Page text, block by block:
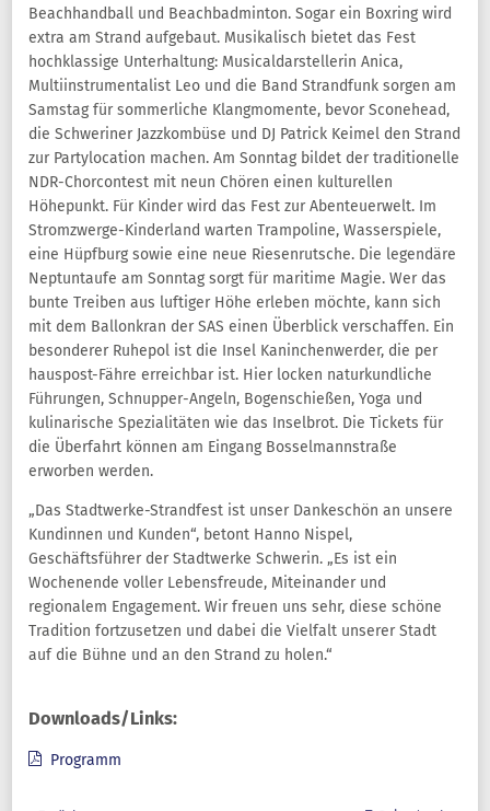
Beachhandball und Beachbadminton. Sogar ein Boxring wird
extra am Strand aufgebaut. Musikalisch bietet das Fest
hochklassige Unterhaltung: Musicaldarstellerin Anica,
Multiinstrumentalist Leo und die Band Strandfunk sorgen am
Samstag für sommerliche Klangmomente, bevor Sconehead,
die Schweriner Jazzkombüse und DJ Patrick Keimel den Strand
zur Partylocation machen. Am Sonntag bildet der traditionelle
NDR-Chorcontest mit neun Chören einen kulturellen
Höhepunkt. Für Kinder wird das Fest zur Abenteuerwelt. Im
Stromzwerge-Kinderland warten Trampoline, Wasserspiele,
eine Hüpfburg sowie eine neue Riesenrutsche. Die legendäre
Neptuntaufe am Sonntag sorgt für maritime Magie. Wer das
bunte Treiben aus luftiger Höhe erleben möchte, kann sich
mit dem Ballonkran der SAS einen Überblick verschaffen. Ein
besonderer Ruhepol ist die Insel Kaninchenwerder, die per
hauspost-Fähre erreichbar ist. Hier locken naturkundliche
Führungen, Schnupper-Angeln, Bogenschießen, Yoga und
kulinarische Spezialitäten wie das Inselbrot. Die Tickets für
die Überfahrt können am Eingang Bosselmannstraße
erworben werden.
„Das Stadtwerke-Strandfest ist unser Dankeschön an unsere
Kundinnen und Kunden“, betont Hanno Nispel,
Geschäftsführer der Stadtwerke Schwerin. „Es ist ein
Wochenende voller Lebensfreude, Miteinander und
regionalem Engagement. Wir freuen uns sehr, diese schöne
Tradition fortzusetzen und dabei die Vielfalt unserer Stadt
auf die Bühne und an den Strand zu holen.“
Downloads/Links:
Programm